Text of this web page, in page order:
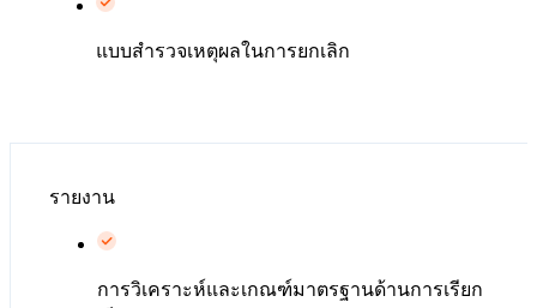
แบบสำรวจเหตุผลในการยกเลิก
รายงาน
การวิเคราะห์และเกณฑ์มาตรฐานด้านการเรียก